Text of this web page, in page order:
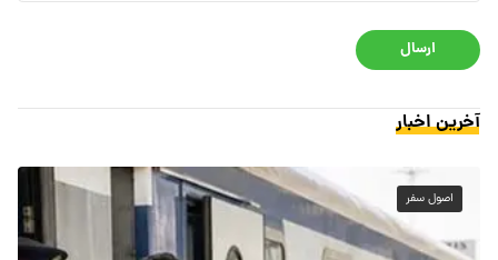
ارسال
آخرین اخبار
اصول سفر